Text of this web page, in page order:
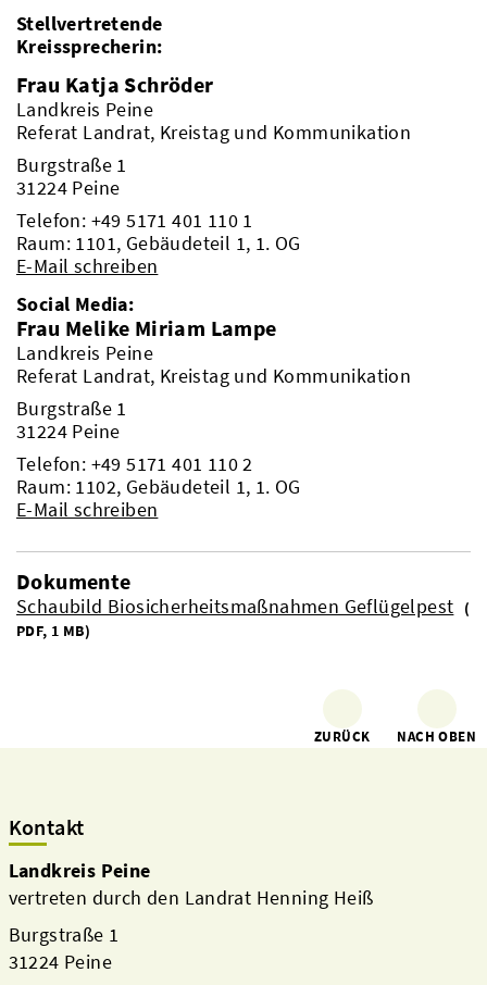
Stellvertretende
Kreissprecherin:
Frau Katja Schröder
Landkreis Peine
Referat Landrat, Kreistag und Kommunikation
Burgstraße 1
31224 Peine
Telefon: +49 5171 401 110 1
Raum: 1101, Gebäudeteil 1, 1. OG
E-Mail schreiben
Social Media:
Frau Melike Miriam Lampe
Landkreis Peine
Referat Landrat, Kreistag und Kommunikation
Burgstraße 1
31224 Peine
Telefon: +49 5171 401 110 2
Raum: 1102, Gebäudeteil 1, 1. OG
E-Mail schreiben
Dokumente
Schaubild Biosicherheitsmaßnahmen Geflügelpest
(
PDF, 1 MB)
ZURÜCK NACH OBEN
Kontakt
Landkreis Peine
vertreten durch den Landrat Henning Heiß
Burgstraße 1
31224 Peine